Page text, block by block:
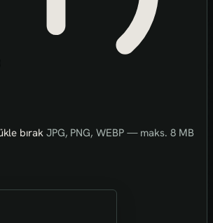
bırak JPG, PNG, WEBP — maks. 8 MB